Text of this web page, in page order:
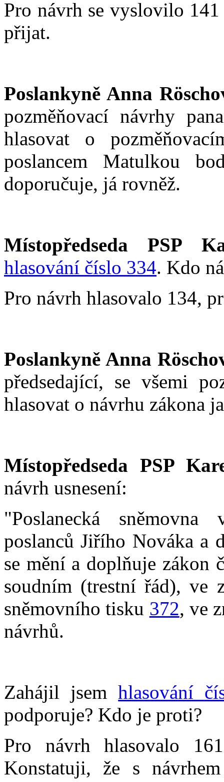
Pro návrh se vyslovilo
přijat.
Poslankyně Anna
pozměňovací návrhy
hlasovat o
poslancem Matulkou
doporučuje, já rovněž.
Místopředseda PSP
hlasování číslo 334. Kdo
Pro návrh hlasovalo 134,
Poslankyně Anna
předsedající, se všemi
hlasovat o návrhu zákona
Místopředseda PSP
návrh usnesení:
"Poslanecká
poslanců Jiřího Nováka a
se mění a doplňuje zákon
soudním (trestní řád), ve
sněmovního tisku 372, ve
návrhů.
Zahájil jsemhlasování
podporuje? Kdo je proti?
Pro návrh hlasovalo
Konstatuji, že s